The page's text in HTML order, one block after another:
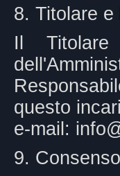
8. Titolare e
Il
questo
e-mail:
9.